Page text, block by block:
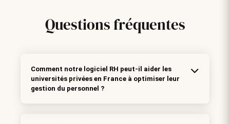
Questionsfréquentes
Comment notre logiciel RH peut-il aider les
universités privées en France à optimiser leur
gestion du personnel ?